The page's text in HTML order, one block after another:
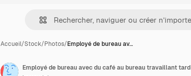
Accueil/Stock/Photos/Employé de bureau av…
Employé de bureau avec du café au bureau travaillant tard